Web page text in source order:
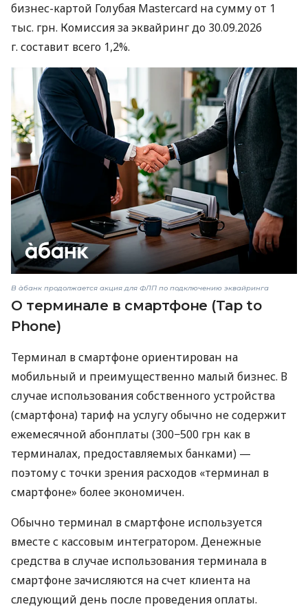
бизнес-картой Голубая Mastercard на сумму от 1
тыс. грн. Комиссия за эквайринг до 30.09.2026
г. составит всего 1,2%.
В àбанк продолжается акция для ФЛП по подключению эквайринга
О терминале в смартфоне (Tap to
Phone)
Терминал в смартфоне ориентирован на
мобильный и преимущественно малый бизнес. В
случае использования собственного устройства
(смартфона) тариф на услугу обычно не содержит
ежемесячной абонплаты (300−500 грн как в
терминалах, предоставляемых банками) —
поэтому с точки зрения расходов «терминал в
смартфоне» более экономичен.
Обычно терминал в смартфоне используется
вместе с кассовым интегратором. Денежные
средства в случае использования терминала в
смартфоне зачисляются на счет клиента на
следующий день после проведения оплаты.